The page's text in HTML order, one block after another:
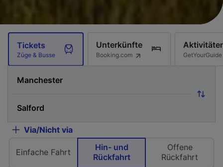
Tickets
Züge & Busse
Unterkünfte
Booking.com GetYourGuide
Via/Nicht via
Einfache Fahrt
Hin- und
Rückfahrt
Offene
Rückfahrt